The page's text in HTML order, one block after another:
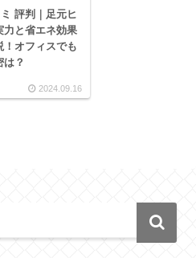
評判｜足元ヒ
力と省エネ効果
！オフィスでも
は？
2024.09.16